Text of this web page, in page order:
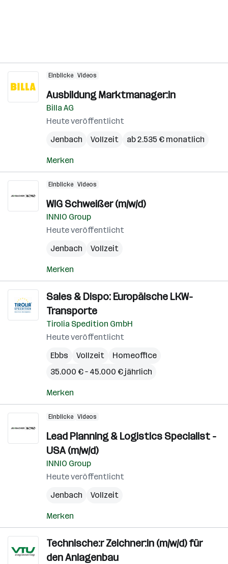
Einblicke Videos
Ausbildung Marktmanager:in
Billa AG
Heute veröffentlicht
Jenbach
Vollzeit ab 2.535 € monatlich
Merken
Einblicke Videos
WIG Schweißer (m/w/d)
INNIO Group
Heute veröffentlicht
Jenbach
Vollzeit
Merken
Sales & Dispo: Europäische LKW-
Transporte
Tirolia Spedition GmbH
Heute veröffentlicht
Ebbs
Vollzeit
Homeoffice
35.000 € – 45.000 € jährlich
Merken
Einblicke Videos
Lead Planning & Logistics Specialist -
USA (m/w/d)
INNIO Group
Heute veröffentlicht
Jenbach
Vollzeit
Merken
Technische:r Zeichner:in (m/w/d) für
den Anlagenbau